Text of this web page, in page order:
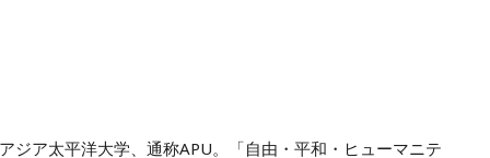
ジア太平洋大学、通称APU。「自由・平和・ヒューマニテ